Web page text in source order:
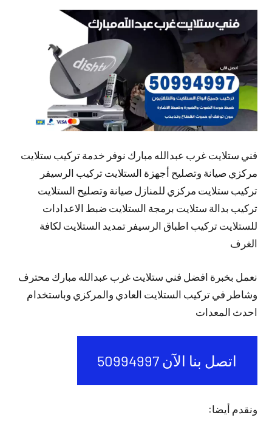
توجد
تعليقات
فني ستلايت غرب عبدالله مبارك نوفر خدمة تركيب ستلايت
مركزي صيانة وتصليح أجهزة الستلايت تركيب الرسيفر
تركيب ستلايت مركزي للمنازل صيانة وتصليح الستلايت
تركيب بدالة ستلايت برمجة الستلايت ضبط الاعدادات
للستلايت تركيب اطباق الرسيفر تمديد الستلايت لكافة
الغرف
نعمل بخبرة افضل فني ستلايت غرب عبدالله مبارك محترف
وشاطر في تركيب الستلايت العادي والمركزي وباستخدام
احدث المعدات
اتصل بنا الآن 50994997
ونقدم أيضا: